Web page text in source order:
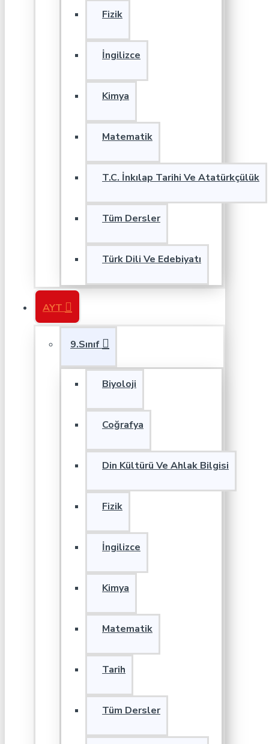
Fizik
İngilizce
Kimya
Matematik
T.C. İnkılap Tarihi Ve Atatürkçülük
Tüm Dersler
Türk Dili Ve Edebiyatı
AYT
9.Sınıf
Biyoloji
Coğrafya
Din Kültürü Ve Ahlak Bilgisi
Fizik
İngilizce
Kimya
Matematik
Tarih
Tüm Dersler